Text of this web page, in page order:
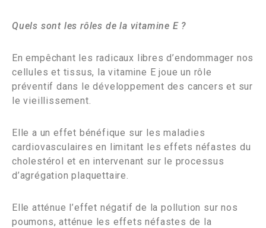
Quels sont les rôles de la vitamine E ?
En empêchant les radicaux libres d’endommager nos
cellules et tissus, la vitamine E joue un rôle
préventif dans le développement des cancers et sur
le vieillissement.
Elle a un effet bénéfique sur les maladies
cardiovasculaires en limitant les effets néfastes du
cholestérol et en intervenant sur le processus
d’agrégation plaquettaire.
Elle atténue l’effet négatif de la pollution sur nos
poumons, atténue les effets néfastes de la